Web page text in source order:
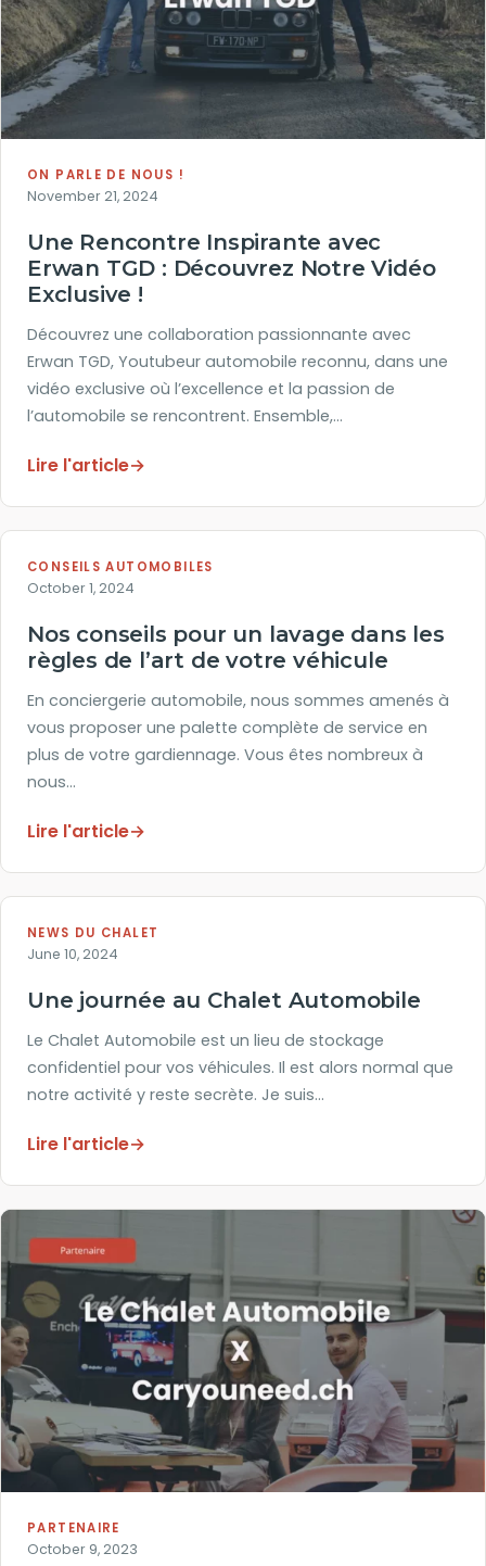
ON PARLE DE NOUS !
November 21, 2024
Une Rencontre Inspirante avec
Erwan TGD : Découvrez Notre Vidéo
Exclusive !
Découvrez une collaboration passionnante avec
Erwan TGD, Youtubeur automobile reconnu, dans une
vidéo exclusive où l’excellence et la passion de
l’automobile se rencontrent. Ensemble,…
Lire l'article→
CONSEILS AUTOMOBILES
October 1, 2024
Nos conseils pour un lavage dans les
règles de l’art de votre véhicule
En conciergerie automobile, nous sommes amenés à
vous proposer une palette complète de service en
plus de votre gardiennage. Vous êtes nombreux à
nous…
Lire l'article→
NEWS DU CHALET
June 10, 2024
Une journée au Chalet Automobile
Le Chalet Automobile est un lieu de stockage
confidentiel pour vos véhicules. Il est alors normal que
notre activité y reste secrète. Je suis…
Lire l'article→
PARTENAIRE
October 9, 2023